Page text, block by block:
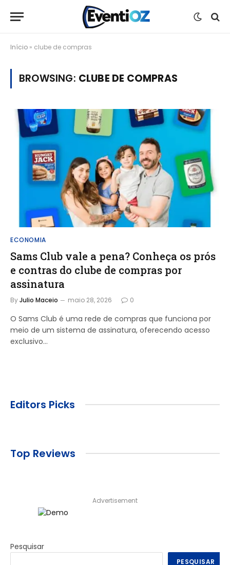
Início » clube de compras
BROWSING: CLUBE DE COMPRAS
ECONOMIA
Sams Club vale a pena? Conheça os prós
e contras do clube de compras por
assinatura
ByJulio Maceio maio 28, 2026 0
O Sams Club é uma rede de compras que funciona por
meio de um sistema de assinatura, oferecendo acesso
exclusivo…
Editors Picks
Top Reviews
Advertisement
Pesquisar
PESQUISAR